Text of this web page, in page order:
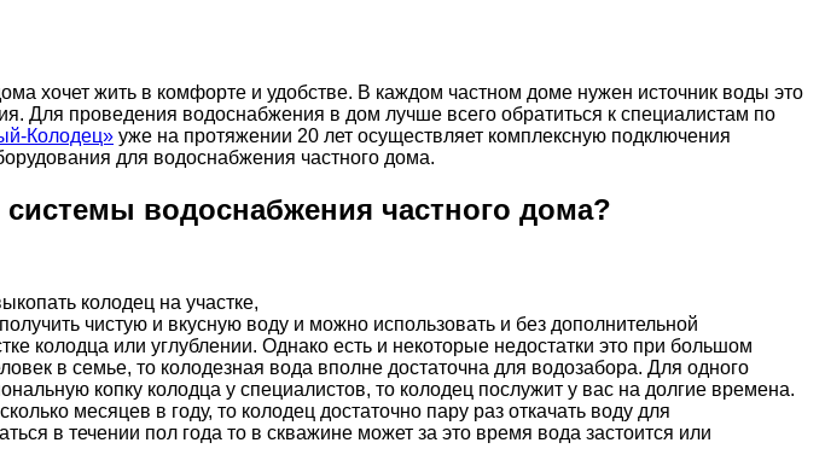
хочет жить в комфорте и удобстве. В каждом частном доме нужен источник воды это
Для проведения водоснабжения в дом лучше всего обратиться к специалистам по
Колодец» уже на протяжении 20 лет осуществляет комплексную подключения
для водоснабжения частного дома.
водоснабжения частного дома?
колодец на участке,
чистую и вкусную воду и можно использовать и без дополнительной
колодца или углублении. Однако есть и некоторые недостатки это при большом
в семье, то колодезная вода вполне достаточна для водозабора. Для одного
копку колодца у специалистов, то колодец послужит у вас на долгие времена.
месяцев в году, то колодец достаточно пару раз откачать воду для
в течении пол года то в скважине может за это время вода застоится или